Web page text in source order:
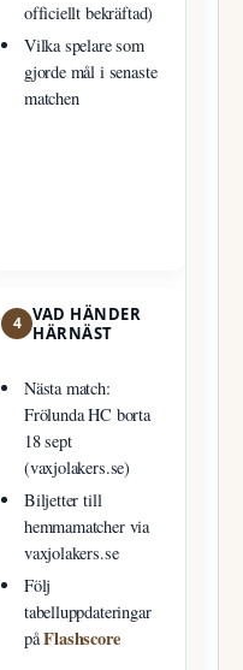
officiellt bekräftad)
Vilka spelare som
gjorde mål i senaste
matchen
4 VAD HÄNDER
HÄRNÄST
Nästa match:
Frölunda HC borta
18 sept
(vaxjolakers.se)
Biljetter till
hemmamatcher via
vaxjolakers.se
Följ
tabelluppdateringar
påFlashscore